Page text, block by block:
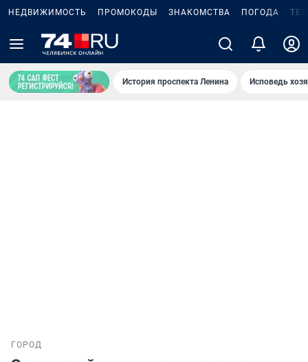
НЕДВИЖИМОСТЬ ПРОМОКОДЫ ЗНАКОМСТВА ПОГОДА
История проспекта Ленина Исповедь
ГОРОД